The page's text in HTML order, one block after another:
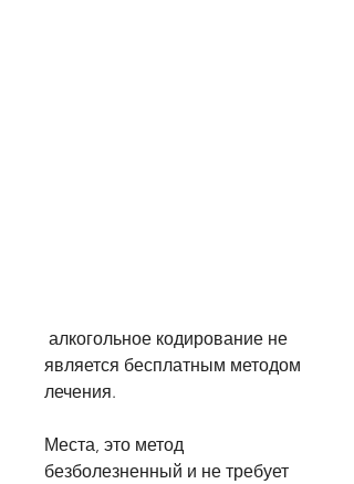
является бесплатным методом
лечения.
Места, это метод
безболезненный и не требует